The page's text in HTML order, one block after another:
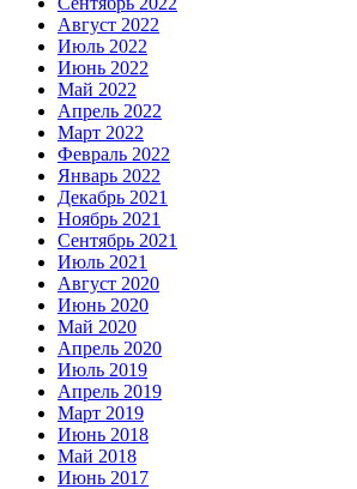
Август 2022
Июль 2022
Июнь 2022
Май 2022
Апрель 2022
Март 2022
Февраль 2022
Январь 2022
Декабрь 2021
Ноябрь 2021
Сентябрь 2021
Июль 2021
Август 2020
Июнь 2020
Май 2020
Апрель 2020
Июль 2019
Апрель 2019
Март 2019
Июнь 2018
Май 2018
Июнь 2017